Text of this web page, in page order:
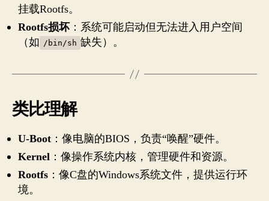
挂载Rootfs。
Rootfs损坏 ：系统可能启动但无法进入用户空间
（如 /bin/sh 缺失）。
类比理解
U-Boot ：像电脑的BIOS，负责“唤醒”硬件。
Kernel ：像操作系统内核，管理硬件和资源。
Rootfs ：像C盘的Windows系统文件，提供运行环
境。